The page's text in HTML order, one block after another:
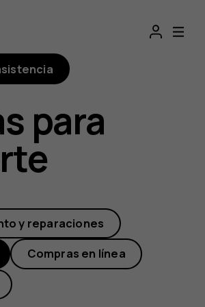
para
y reparaciones
Compras en línea